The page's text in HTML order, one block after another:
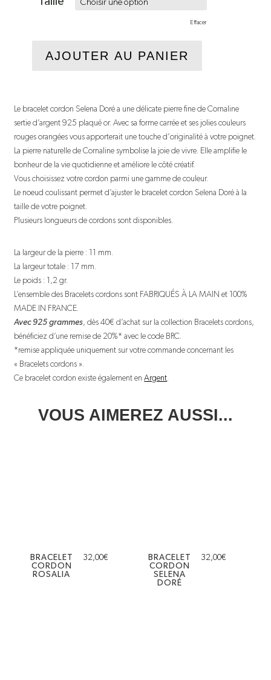
Effacer
AJOUTER AU PANIER
Le bracelet cordon Selena Doré a une délicate pierre fine de Cornaline
sertie d’argent 925 plaqué or. Avec sa forme carrée et ses jolies couleurs
rouges orangées vous apporterait une touche d’originalité à votre poignet.
La pierre naturelle de Cornaline symbolise la joie de vivre. Elle amplifie le
bonheur de la vie quotidienne et améliore le côté créatif.
Vous choisissez votre cordon parmi une gamme de couleur.
Le noeud coulissant permet d’ajuster le bracelet cordon Selena Doré à la
taille de votre poignet.
Plusieurs longueurs de cordons sont disponibles.
La largeur de la pierre : 11 mm.
La largeur totale : 17 mm.
Le poids : 1,2 gr.
L’ensemble des Bracelets cordons sont FABRIQUÉS À LA MAIN et 100%
MADE IN FRANCE.
Avec 925 grammes, dès 40€ d’achat sur la collection Bracelets cordons,
bénéficiez d’une remise de 20%* avec le code BRC.
*remise appliquée uniquement sur votre commande concernant les
« Bracelets cordons ».
Ce bracelet cordon existe également enArgent.
VOUS AIMEREZ AUSSI...
BRACELET
CORDON
ROSALIA
32,00€
BRACELET
CORDON
SELENA
DORÉ
32,00€